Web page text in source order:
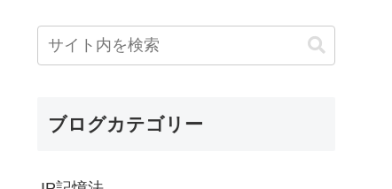
ブログカテゴリー